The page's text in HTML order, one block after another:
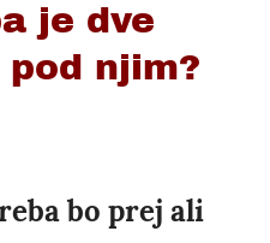
je dve
njim?
bo prej ali